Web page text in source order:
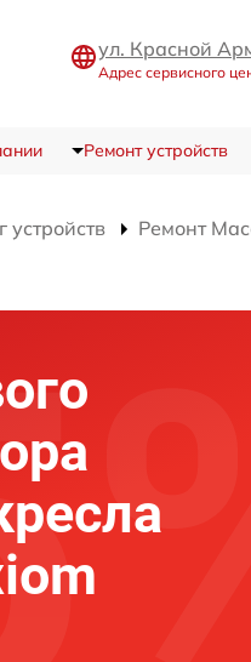
ул. Красной
Адрес сервисного
Ремонт устройств
устройств Ремонт